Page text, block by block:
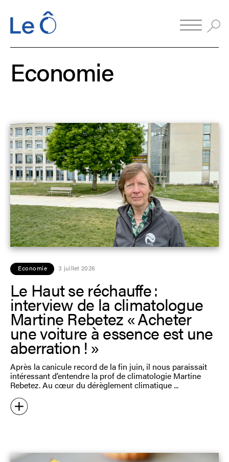
Economie
Economie 3 juillet 2026
Le Haut se réchauffe :
interview de la climatologue
Martine Rebetez « Acheter
une voiture à essence est une
aberration ! »
Après la canicule record de la fin juin, il nous paraissait
intéressant d’entendre la prof de climatologie Martine
Rebetez. Au cœur du dérèglement climatique